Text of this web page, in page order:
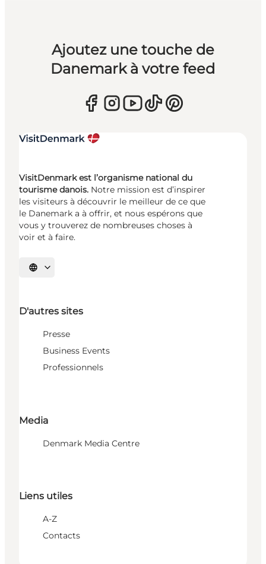
Ajoutez une touche de
Danemark à votre feed
VisitDenmark est l’organisme national du
tourisme danois. Notre mission est d’inspirer
les visiteurs à découvrir le meilleur de ce que
le Danemark a à offrir, et nous espérons que
vous y trouverez de nombreuses choses à
voir et à faire.
Choisissez la langue
D'autres sites
Presse
Business Events
Professionnels
Media
Denmark Media Centre
Liens utiles
A-Z
Contacts